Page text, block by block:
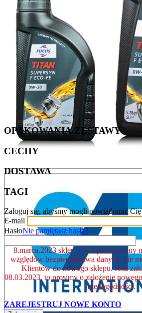
OPAKOWANIA/ZESTAWY
CECHY
DOSTAWA
TAGI
Zaloguj się, abyśmy mogli powiadomić
E-mail
HasłoNie pamiętasz hasła?
8.marca.2023 sklep został przeniesiony
względów bezpieczeństwa danych, nie
Klientów do nowego sklepu. Jeśli
08.03.2023, to prosimy o założenie
niedogodności.
ZAREJESTRUJ NOWE KONTO